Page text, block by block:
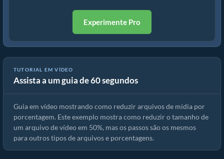
Experimente Pro
TUTORIAL EM VÍDEO
Assista a um guia de 60 segundos
Como Reduzir Arquivos de Mídia por Porcentagem (Guia Simples)
Guia em vídeo mostrando como reduzir arquivos de mídia por
porcentagem. Este exemplo mostra como reduzir o tamanho de
um arquivo de vídeo em 50%, mas os passos são os mesmos
para outros tipos de arquivos e porcentagens.